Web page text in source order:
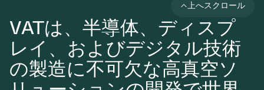
VATは、半導体、ディスプ
レイ、およびデジタル技術
の製造に不可欠な高真空ソ
上へスクロール